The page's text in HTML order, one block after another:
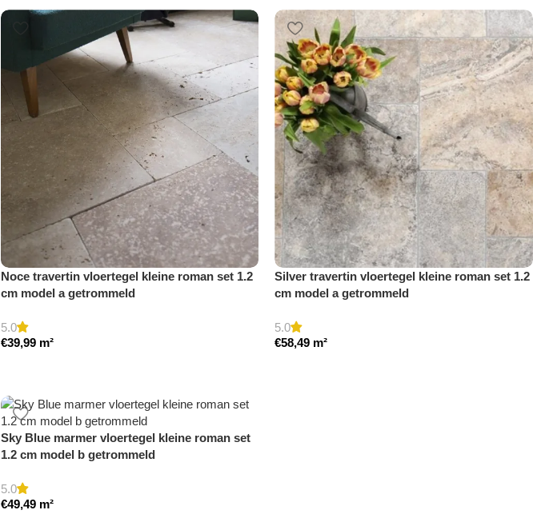
Noce travertin vloertegel kleine roman set 1.2
cm model a getrommeld
5.0
€39,99 m²
Silver travertin vloertegel kleine roman set 1.2
cm model a getrommeld
5.0
€58,49 m²
Sky Blue marmer vloertegel kleine roman set
1.2 cm model b getrommeld
5.0
€49,49 m²